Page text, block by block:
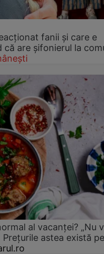
fanii și care e
că are șifonierul la
al vacanței? „Nu
astea există